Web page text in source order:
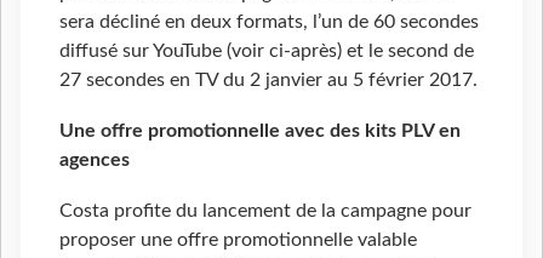
sera décliné en deux formats, l’un de 60 secondes
diffusé sur YouTube (voir ci-après) et le second de
27 secondes en TV du 2 janvier au 5 février 2017.
Une offre promotionnelle avec des kits PLV en
agences
Costa profite du lancement de la campagne pour
proposer une offre promotionnelle valable